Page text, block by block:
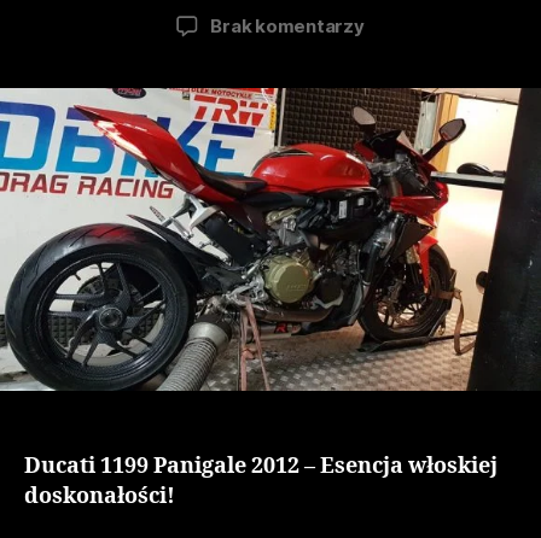
Brak komentarzy
Ducati 1199 Panigale 2012 – Esencja włoskiej
doskonałości!